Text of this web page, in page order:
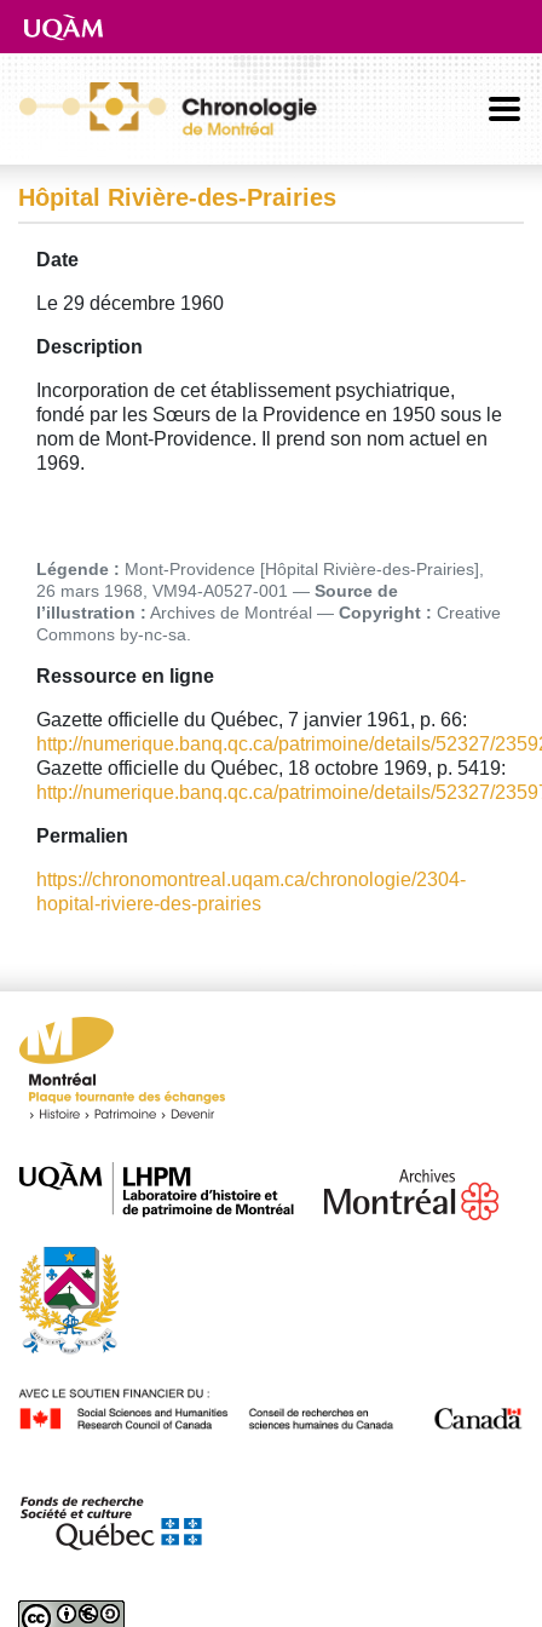
Aller directement au contenu principal
Hôpital Rivière-des-Prairies
Date
Le 29 décembre 1960
Description
Incorporation de cet établissement psychiatrique,
fondé par les Sœurs de la Providence en 1950 sous le
nom de Mont-Providence. Il prend son nom actuel en
1969.
Légende : Mont-Providence [Hôpital Rivière-des-Prairies],
26 mars 1968, VM94-A0527-001
Source de
l’illustration : Archives de Montréal Copyright : Creative
Commons by-nc-sa
Ressource en ligne
Gazette officielle du Québec, 7 janvier 1961, p. 66:
http://numerique.banq.qc.ca/patrimoine/details/52327/
Gazette officielle du Québec, 18 octobre 1969, p. 5419:
http://numerique.banq.qc.ca/patrimoine/details/52327/
Permalien
https://chronomontreal.uqam.ca/chronologie/2304-
hopital-riviere-des-prairies